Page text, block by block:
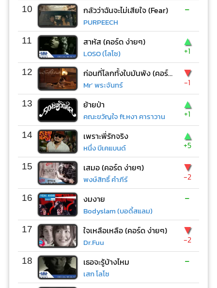
10 กลัวว่าฉันจะไม่เสียใจ (Fear)
PURPEECH
-
11 สาหัส (คอร์ด ง่ายๆ)
LOSO (โลโซ)
▲
+1
12 ก่อนที่โลกทั้งใบมันพัง (คอร์ด ง่ายๆ)
Mr’ พระจันทร์
▼
-1
13 ย้ายป่า
คณะขวัญใจ ft.หงา คาราวาน
▲
+1
14 เพราะพี่รักจริง
หนึ่ง บีเคแบนด์
▲
+5
15 เสมอ (คอร์ด ง่ายๆ)
พงษ์สิทธิ์ คำภีร์
▼
-2
16 งมงาย
Bodyslam (บอดี้สแลม)
-
17 ใจเหลือเหลือ (คอร์ด ง่ายๆ)
Dr.Fuu
▼
-2
18 เธอจะรู้บ้างไหม
เสก โลโซ
-